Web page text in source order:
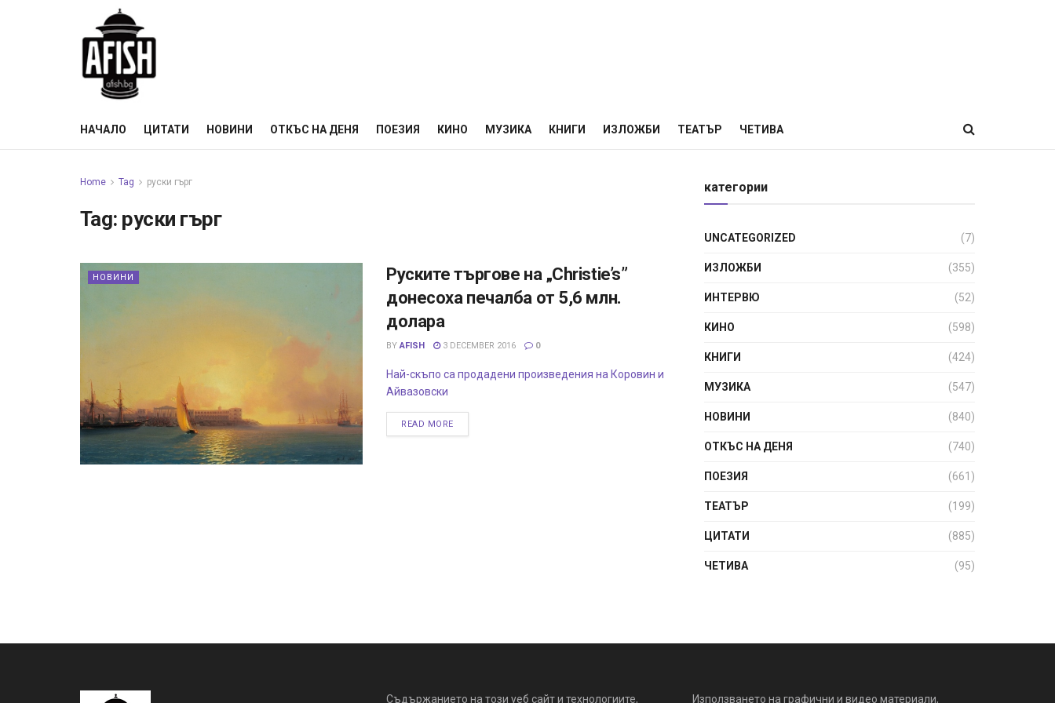
НАЧАЛО ЦИТАТИ НОВИНИ ОТКЪС НА ДЕНЯ ПОЕЗИЯ КИНО МУЗИКА КНИГИ ИЗЛОЖБИ ТЕАТЪР ЧЕТИВА
Home Tag руски гърг
Tag: руски гърг
НОВИНИ
Руските търгове на „Christie’s”
донесоха печалба от 5,6 млн.
долара
BY AFISH 3 DECEMBER 2016 0
Най-скъпо са продадени произведения на Коровин и
Айвазовски
READ MORE
категории
UNCATEGORIZED (7)
ИЗЛОЖБИ (355)
ИНТЕРВЮ (52)
КИНО (598)
КНИГИ (424)
МУЗИКА (547)
НОВИНИ (840)
ОТКЪС НА ДЕНЯ (740)
ПОЕЗИЯ (661)
ТЕАТЪР (199)
ЦИТАТИ (885)
ЧЕТИВА (95)
Съдържанието на този уеб сайт и технологиите, Използването на графични и видео материали,